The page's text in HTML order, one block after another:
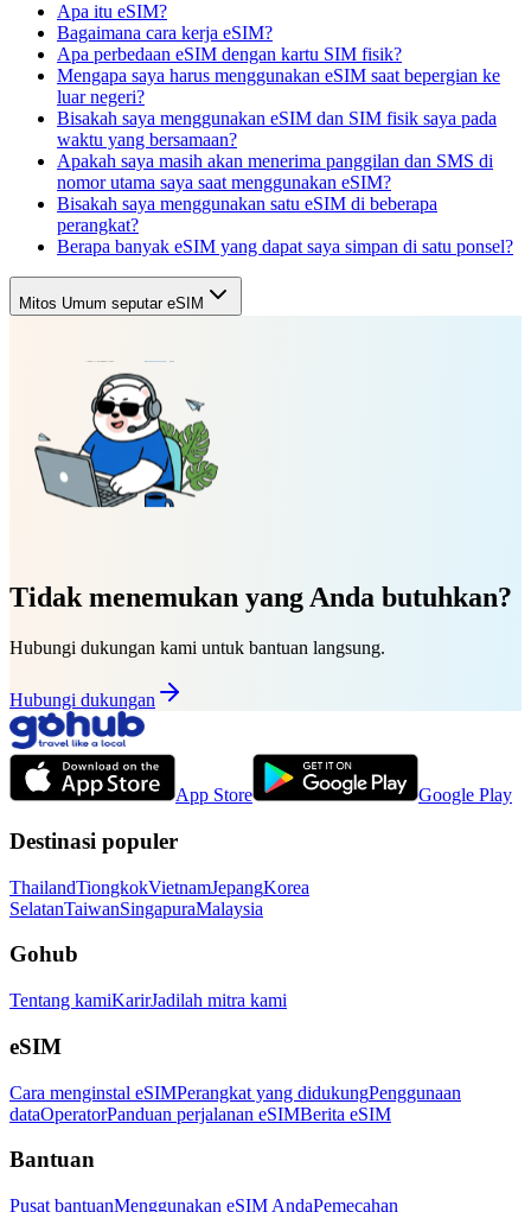
Apa itu eSIM?
Bagaimana cara kerja eSIM?
Apa perbedaan eSIM dengan kartu SIM fisik?
Mengapa saya harus menggunakan eSIM saat bepergian ke
luar negeri?
Bisakah saya menggunakan eSIM dan SIM fisik saya pada
waktu yang bersamaan?
Apakah saya masih akan menerima panggilan dan SMS di
nomor utama saya saat menggunakan eSIM?
Bisakah saya menggunakan satu eSIM di beberapa
perangkat?
Berapa banyak eSIM yang dapat saya simpan di satu ponsel?
Mitos Umum seputar eSIM
Tidak menemukan yang Anda butuhkan?
Hubungi dukungan kami untuk bantuan langsung.
Hubungi dukungan
App Store Google Play
Destinasi populer
ThailandTiongkokVietnamJepangKorea
SelatanTaiwanSingapuraMalaysia
Gohub
Tentang kamiKarirJadilah mitra kami
eSIM
Cara menginstal eSIMPerangkat yang didukungPenggunaan
dataOperatorPanduan perjalanan eSIMBerita eSIM
Bantuan
Pusat bantuanMenggunakan eSIM AndaPemecahan